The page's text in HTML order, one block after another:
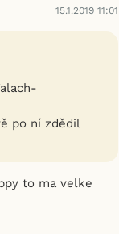
15.1.2019 11:01
po ní zdědil
to ma velke